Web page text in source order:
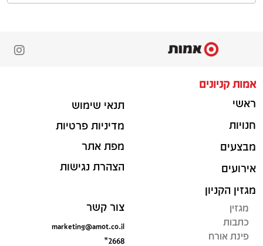
אמות קניונים
ראשי
חנויות
מבצעים
אירועים
מגזין הקניון
מגזין
כתבות
פינת אורח
תנאי שימוש
מדיניות פרטיות
מפת אתר
הצהרת נגישות
צור קשר
marketing@amot.co.il
*2668